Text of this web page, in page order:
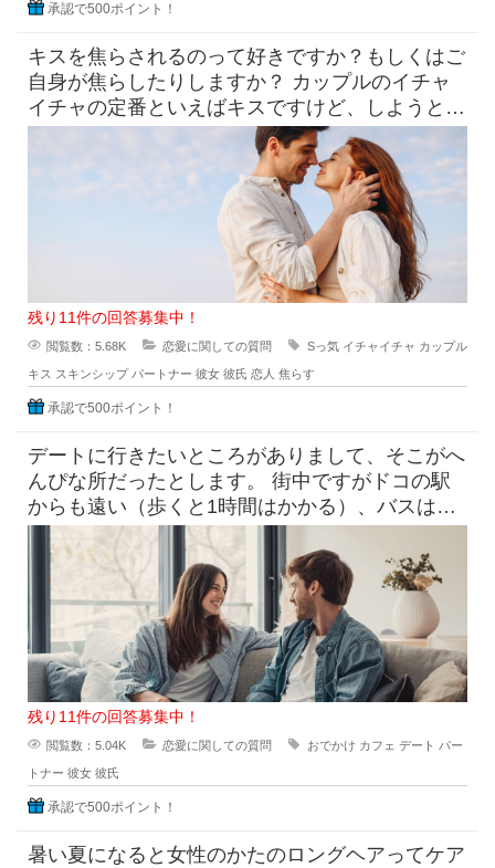
承認で500ポイント！
キスを焦らされるのって好きですか？もしくはご
自身が焦らしたりしますか？ カップルのイチャ
イチャの定番といえばキスですけど、しようとし
てるのにだめって言われ
残り11件の回答募集中！
閲覧数：5.68K 恋愛に関しての質問 Sっ気 イチャイチャ カップル
キス スキンシップ パートナー 彼女 彼氏 恋人 焦らす
承認で500ポイント！
デートに行きたいところがありまして、そこがへ
んぴな所だったとします。 街中ですがドコの駅
からも遠い（歩くと1時間はかかる）、バスは出
てるけど本数少なめ。 目
残り11件の回答募集中！
閲覧数：5.04K 恋愛に関しての質問 おでかけ カフェ デート パー
トナー 彼女 彼氏
承認で500ポイント！
暑い夏になると女性のかたのロングヘアってケア